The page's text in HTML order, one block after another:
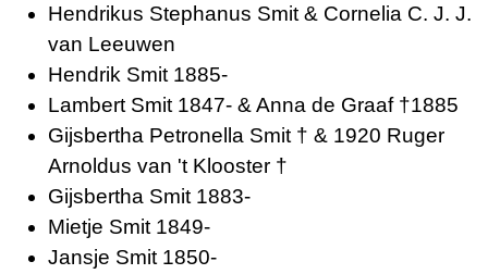
Hendrikus Stephanus Smit & Cornelia C. J. J.
van Leeuwen
Hendrik Smit 1885-
Lambert Smit 1847- & Anna de Graaf †1885
Gijsbertha Petronella Smit † & 1920 Ruger
Arnoldus van 't Klooster †
Gijsbertha Smit 1883-
Mietje Smit 1849-
Jansje Smit 1850-